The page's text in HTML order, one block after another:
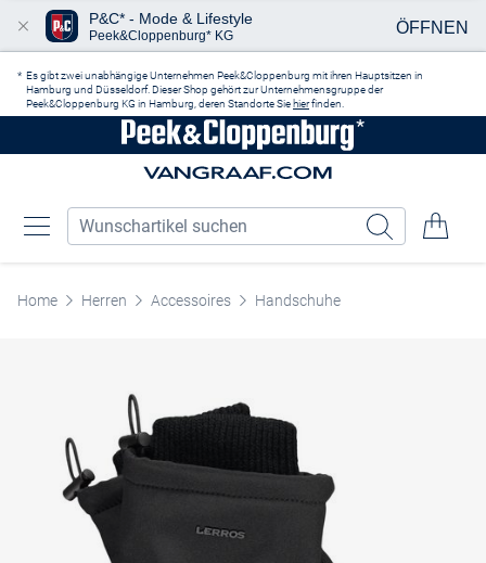
Es gibt zwei unabhängige Unternehmen Peek&Cloppenburg mit ihren Hauptsitzen in
Hamburg und Düsseldorf. Dieser Shop gehört zur Unternehmensgruppe der
Peek&Cloppenburg KG in Hamburg, deren Standorte Sie hierfinden.
Home Herren Accessoires Handschuhe
P&C* - Mode & Lifestyle
Peek&Cloppenburg* KG ÖFFNEN